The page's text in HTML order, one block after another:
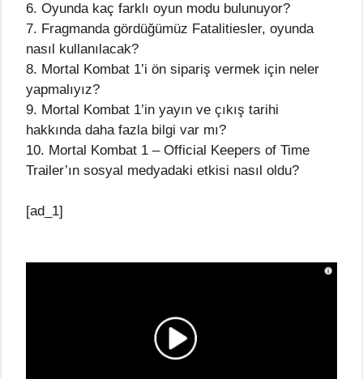
6. Oyunda kaç farklı oyun modu bulunuyor?
7. Fragmanda gördüğümüz Fatalitiesler, oyunda
nasıl kullanılacak?
8. Mortal Kombat 1’i ön sipariş vermek için neler
yapmalıyız?
9. Mortal Kombat 1’in yayın ve çıkış tarihi
hakkında daha fazla bilgi var mı?
10. Mortal Kombat 1 – Official Keepers of Time
Trailer’ın sosyal medyadaki etkisi nasıl oldu?
[ad_1]